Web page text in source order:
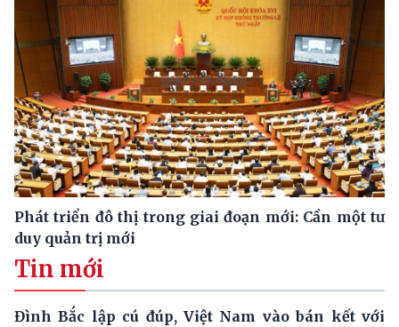
Phát triển đô thị trong giai đoạn mới: Cần một tư
duy quản trị mới
Tin mới
Đình Bắc lập cú đúp, Việt Nam vào bán kết với